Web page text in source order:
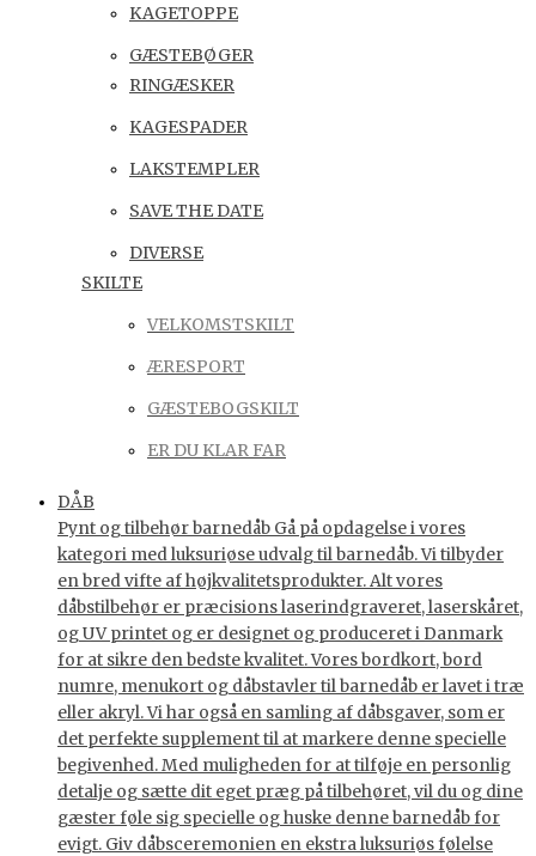
KAGETOPPE
GÆSTEBØGER
RINGÆSKER
KAGESPADER
LAKSTEMPLER
SAVE THE DATE
DIVERSE
SKILTE
VELKOMSTSKILT
ÆRESPORT
GÆSTEBOGSKILT
ER DU KLAR FAR
DÅB
Pynt og tilbehør barnedåb Gå på opdagelse i vores
kategori med luksuriøse udvalg til barnedåb. Vi tilbyder
en bred vifte af højkvalitetsprodukter. Alt vores
dåbstilbehør er præcisions laserindgraveret, laserskåret,
og UV printet og er designet og produceret i Danmark
for at sikre den bedste kvalitet. Vores bordkort, bord
numre, menukort og dåbstavler til barnedåb er lavet i træ
eller akryl. Vi har også en samling af dåbsgaver, som er
det perfekte supplement til at markere denne specielle
begivenhed. Med muligheden for at tilføje en personlig
detalje og sætte dit eget præg på tilbehøret, vil du og dine
gæster føle sig specielle og huske denne barnedåb for
evigt. Giv dåbsceremonien en ekstra luksuriøs følelse